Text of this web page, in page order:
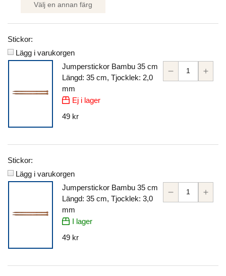
Välj en annan färg
Stickor:
Lägg i varukorgen
Jumperstickor Bambu 35 cm
Längd: 35 cm, Tjocklek: 2,0
mm
Ej i lager
49 kr
Stickor:
Lägg i varukorgen
Jumperstickor Bambu 35 cm
Längd: 35 cm, Tjocklek: 3,0
mm
I lager
49 kr